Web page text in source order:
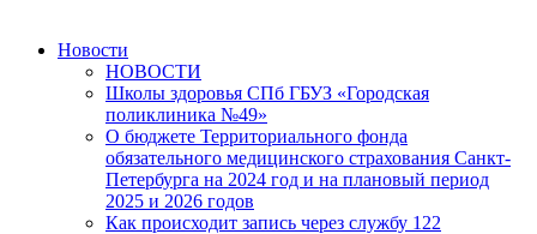
Новости
НОВОСТИ
Школы здоровья СПб ГБУЗ «Городская
поликлиника №49»
О бюджете Территориального фонда
обязательного медицинского страхования Санкт-
Петербурга на 2024 год и на плановый период
2025 и 2026 годов
Как происходит запись через службу 122